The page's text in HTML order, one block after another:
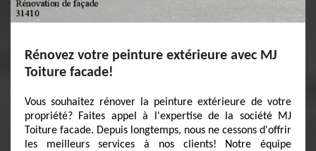
Rénovez votre peinture extérieure avec MJ
Toiture facade!
Vous souhaitez rénover la peinture extérieure de votre
propriété? Faites appel à l'expertise de la société MJ
Toiture facade. Depuis longtemps, nous ne cessons d'offrir
les meilleurs services à nos clients! Notre équipe